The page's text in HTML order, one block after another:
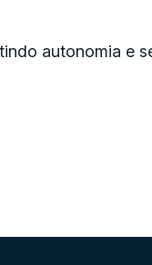
autonomia e